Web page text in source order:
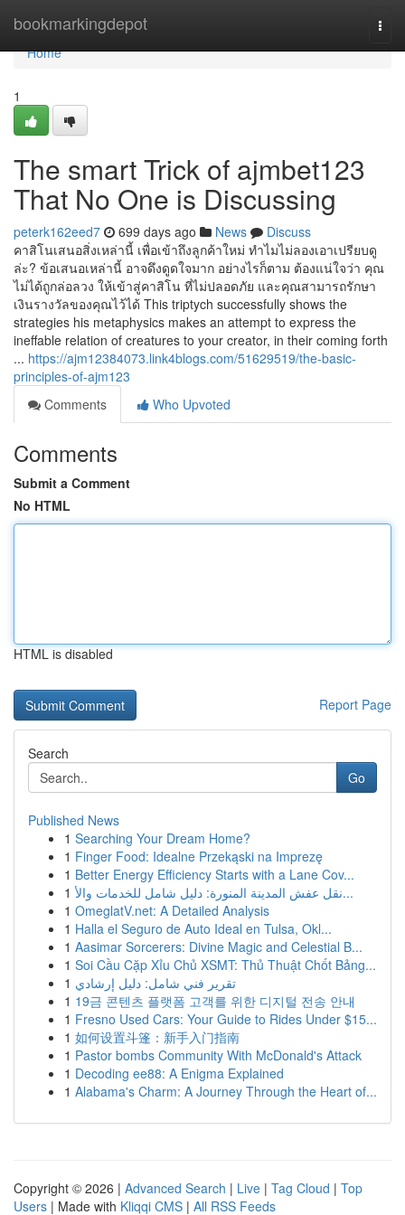
bookmarkingdepot
Home
Home
1
The smart Trick of ajmbet123
That No One is Discussing
peterk162eed7 699 days ago News
Discuss
คาสิโนเสนอสิ่งเหล่านี้ เพื่อเข้าถึงลูกค้าใหม่ ทำไมไม่ลองเอาเปรียบดู
ล่ะ? ข้อเสนอเหล่านี้ อาจดึงดูดใจมาก อย่างไรก็ตาม ต้องแน่ใจว่า คุณ
ไม่ได้ถูกล่อลวง ให้เข้าสู่คาสิโน ที่ไม่ปลอดภัย และคุณสามารถรักษา
เงินรางวัลของคุณไว้ได้ This triptych successfully shows the
strategies his metaphysics makes an attempt to express the
ineffable relation of creatures to your creator, in their coming forth
... https://ajm12384073.link4blogs.com/51629519/the-basic-
principles-of-ajm123
Comments
Who Upvoted
Comments
Submit a Comment
No HTML
HTML is disabled
Report Page
Search
Go
Published News
1 Searching Your Dream Home?
1 Finger Food: Idealne Przekąski na Imprezę
1 Better Energy Efficiency Starts with a Lane Cov...
1
نقل عفش المدينة المنورة: دليل شامل للخدمات والأ...
1 OmeglatV.net: A Detailed Analysis
1 Halla el Seguro de Auto Ideal en Tulsa, Okl...
1 Aasimar Sorcerers: Divine Magic and Celestial B...
1 Soi Cầu Cặp Xỉu Chủ XSMT: Thủ Thuật Chốt Bảng...
1 تقرير فني شامل: دليل إرشادي
1 19금 콘텐츠 플랫폼 고객를 위한 디지털 전송 안내
1 Fresno Used Cars: Your Guide to Rides Under $15...
1 如何设置斗篷：新手入门指南
1 Pastor bombs Community With McDonald's Attack
1 Decoding ee88: A Enigma Explained
1 Alabama's Charm: A Journey Through the Heart of...
Copyright © 2026 | Advanced Search | Live | Tag Cloud | Top
Users | Made with Kliqqi CMS | All RSS Feeds